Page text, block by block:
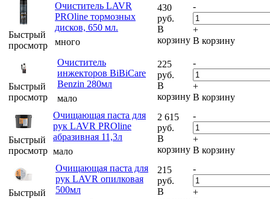
Быстрый
просмотр
Очиститель LAVR
PROline тормозных
дисков, 650 мл.
много
430
руб.
В
корзину
-
+
В корзину
Быстрый
просмотр
Очиститель
инжекторов BiBiCare
Benzin 280мл
мало
225
руб.
В
корзину
-
+
В корзину
Быстрый
просмотр
Очищающая паста для
рук LAVR PROline
абразивная 11,3л
мало
2 615
руб.
В
корзину
-
+
В корзину
Быстрый
Очищающая паста для
рук LAVR опилковая
500мл
215
руб.
В
-
+